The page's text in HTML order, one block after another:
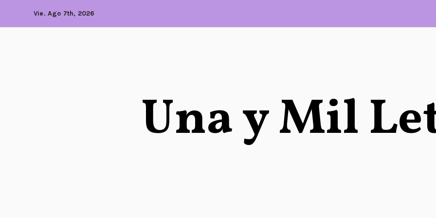
Vie. Ago 7th, 2026
Una y Mil